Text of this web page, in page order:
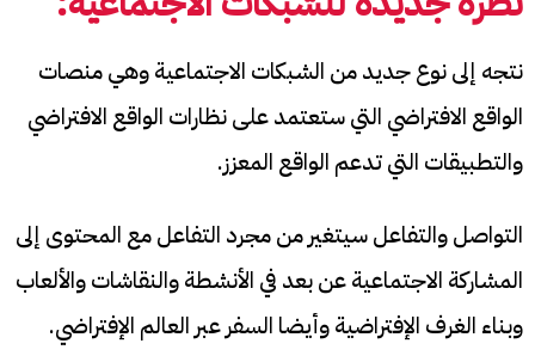
نتجه إلى نوع جديد من الشبكات الاجتماعية وهي منصات
الواقع الافتراضي التي ستعتمد على نظارات الواقع الافتراضي
والتطبيقات التي تدعم الواقع المعزز.
التواصل والتفاعل سيتغير من مجرد التفاعل مع المحتوى إلى
المشاركة الاجتماعية عن بعد في الأنشطة والنقاشات والألعاب
وبناء الغرف الإفتراضية وأيضا السفر عبر العالم الإفتراضي.